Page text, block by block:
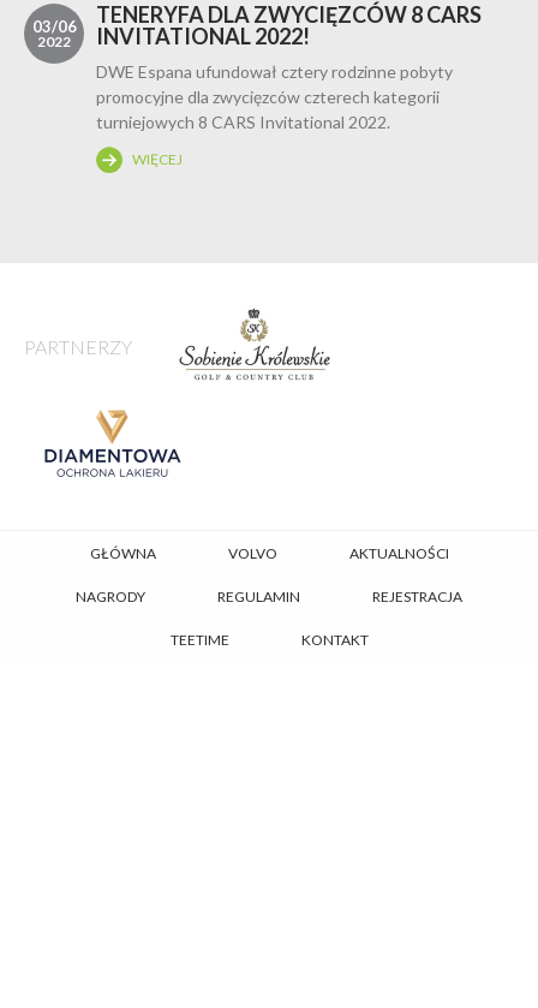
03/06
2022
TENERYFA DLA ZWYCIĘZCÓW 8 CARS
INVITATIONAL 2022!
DWE Espana ufundował cztery rodzinne pobyty
promocyjne dla zwycięzców czterech kategorii
turniejowych 8 CARS Invitational 2022.
WIĘCEJ
PARTNERZY
GŁÓWNA VOLVO AKTUALNOŚCI
NAGRODY REGULAMIN REJESTRACJA
TEETIME KONTAKT